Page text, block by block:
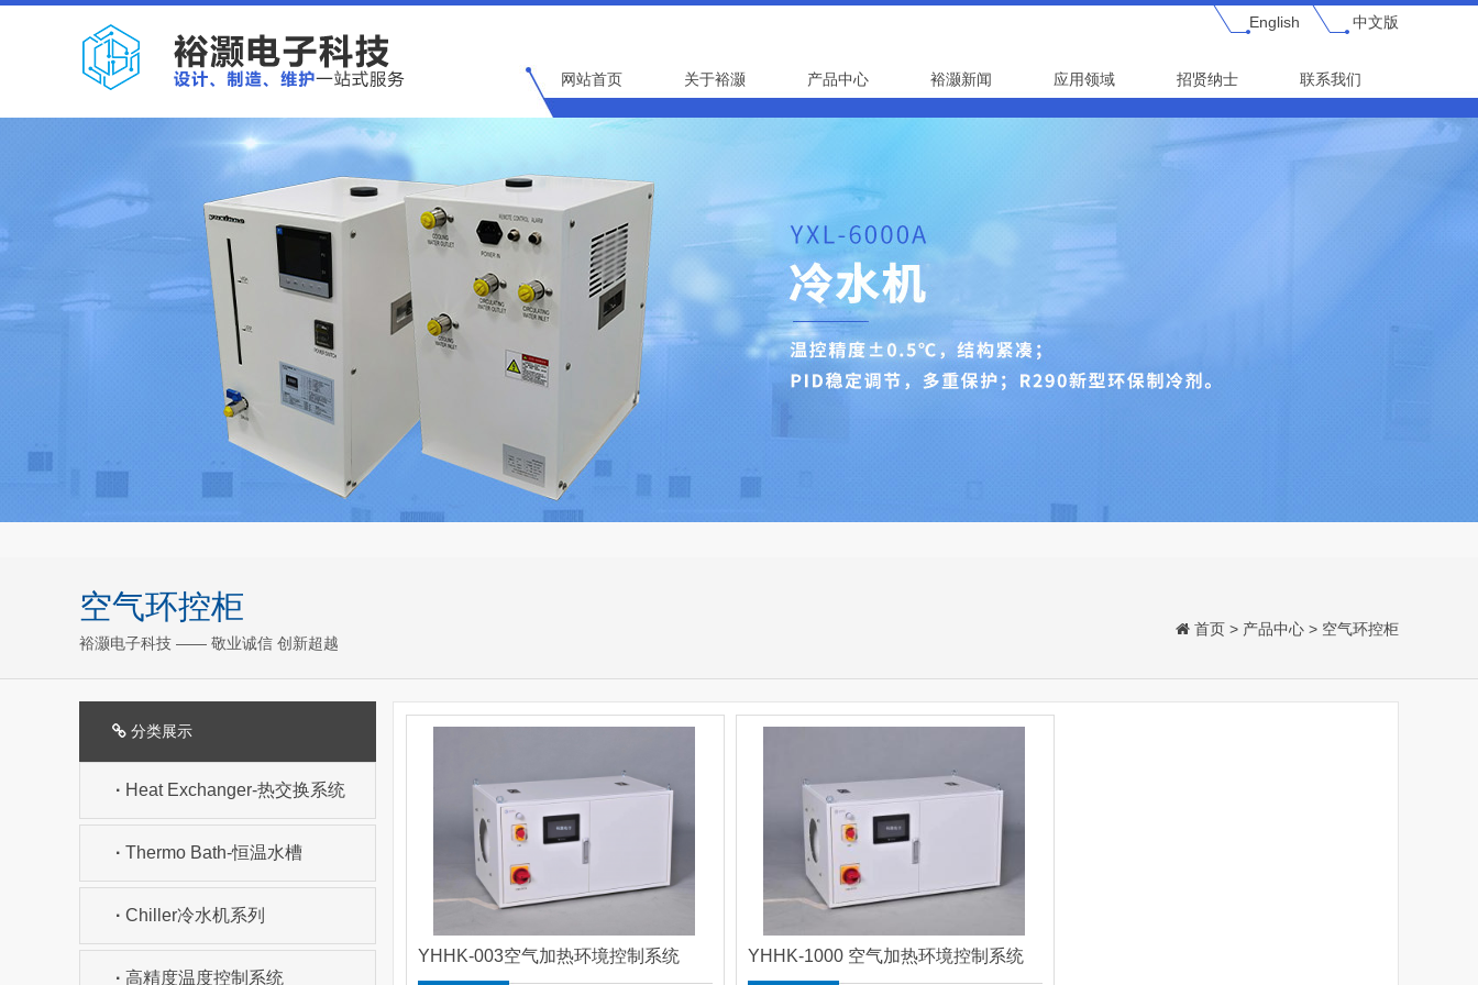
中文版
English
网站首页 关于裕灏 产品中心 裕灏新闻 应用领域 招贤纳士 联系我们
空气环控柜
裕灏电子科技 —— 敬业诚信 创新超越
首页 > 产品中心 > 空气环控柜
分类展示
· Heat Exchanger-热交换系统
· Thermo Bath-恒温水槽
· Chiller冷水机系列
· 高精度温度控制系统
YHHK-003空气加热环境控制系统 YHHK-1000 空气加热环境控制系统